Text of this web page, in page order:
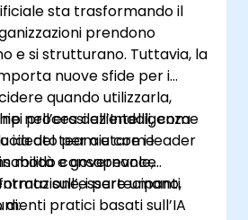
sta trasformando il
prendono
e si strutturano. Tuttavia, la
nuove sfide per i
quando utilizzarla,
processi aziendali, come
del team e come
e governance.
nell’era dell’Intelligenza
ideato per aiutare i leader
modo consapevole,
sull’essere umano,
pratici basati sull’IA
i partecipanti
di: